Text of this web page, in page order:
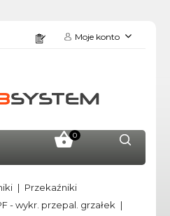
Moje konto
0
Przekaźniki
- wykr. przepal. grzałek